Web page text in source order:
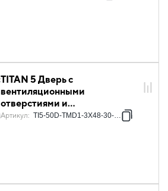
TITAN 5 Дверь с
вентиляционными
отверстиями и
радиопрозрачной вставкой
Артикул: TI5-50D-TMD1-3X48-30-7035